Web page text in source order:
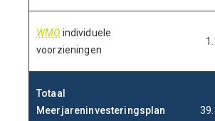
WMO individuele
voorzieningen
Totaal
Meerjareninvesteringsplan